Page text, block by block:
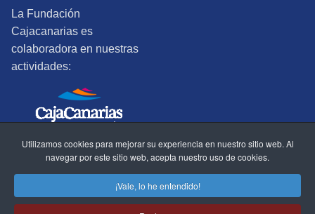
Utilizamos cookies para mejorar su experiencia en nuestro sitio web. Al
navegar por este sitio web, acepta nuestro uso de cookies.
¡Vale, lo he entendido!
La Fundación
Cajacanarias es
colaboradora en nuestras
actividades:
©2025 Real Sociedad Económica de Amigos del País de Santa
Cruz de La Palma.